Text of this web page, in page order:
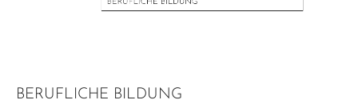
BERUFLICHE BILDUNG